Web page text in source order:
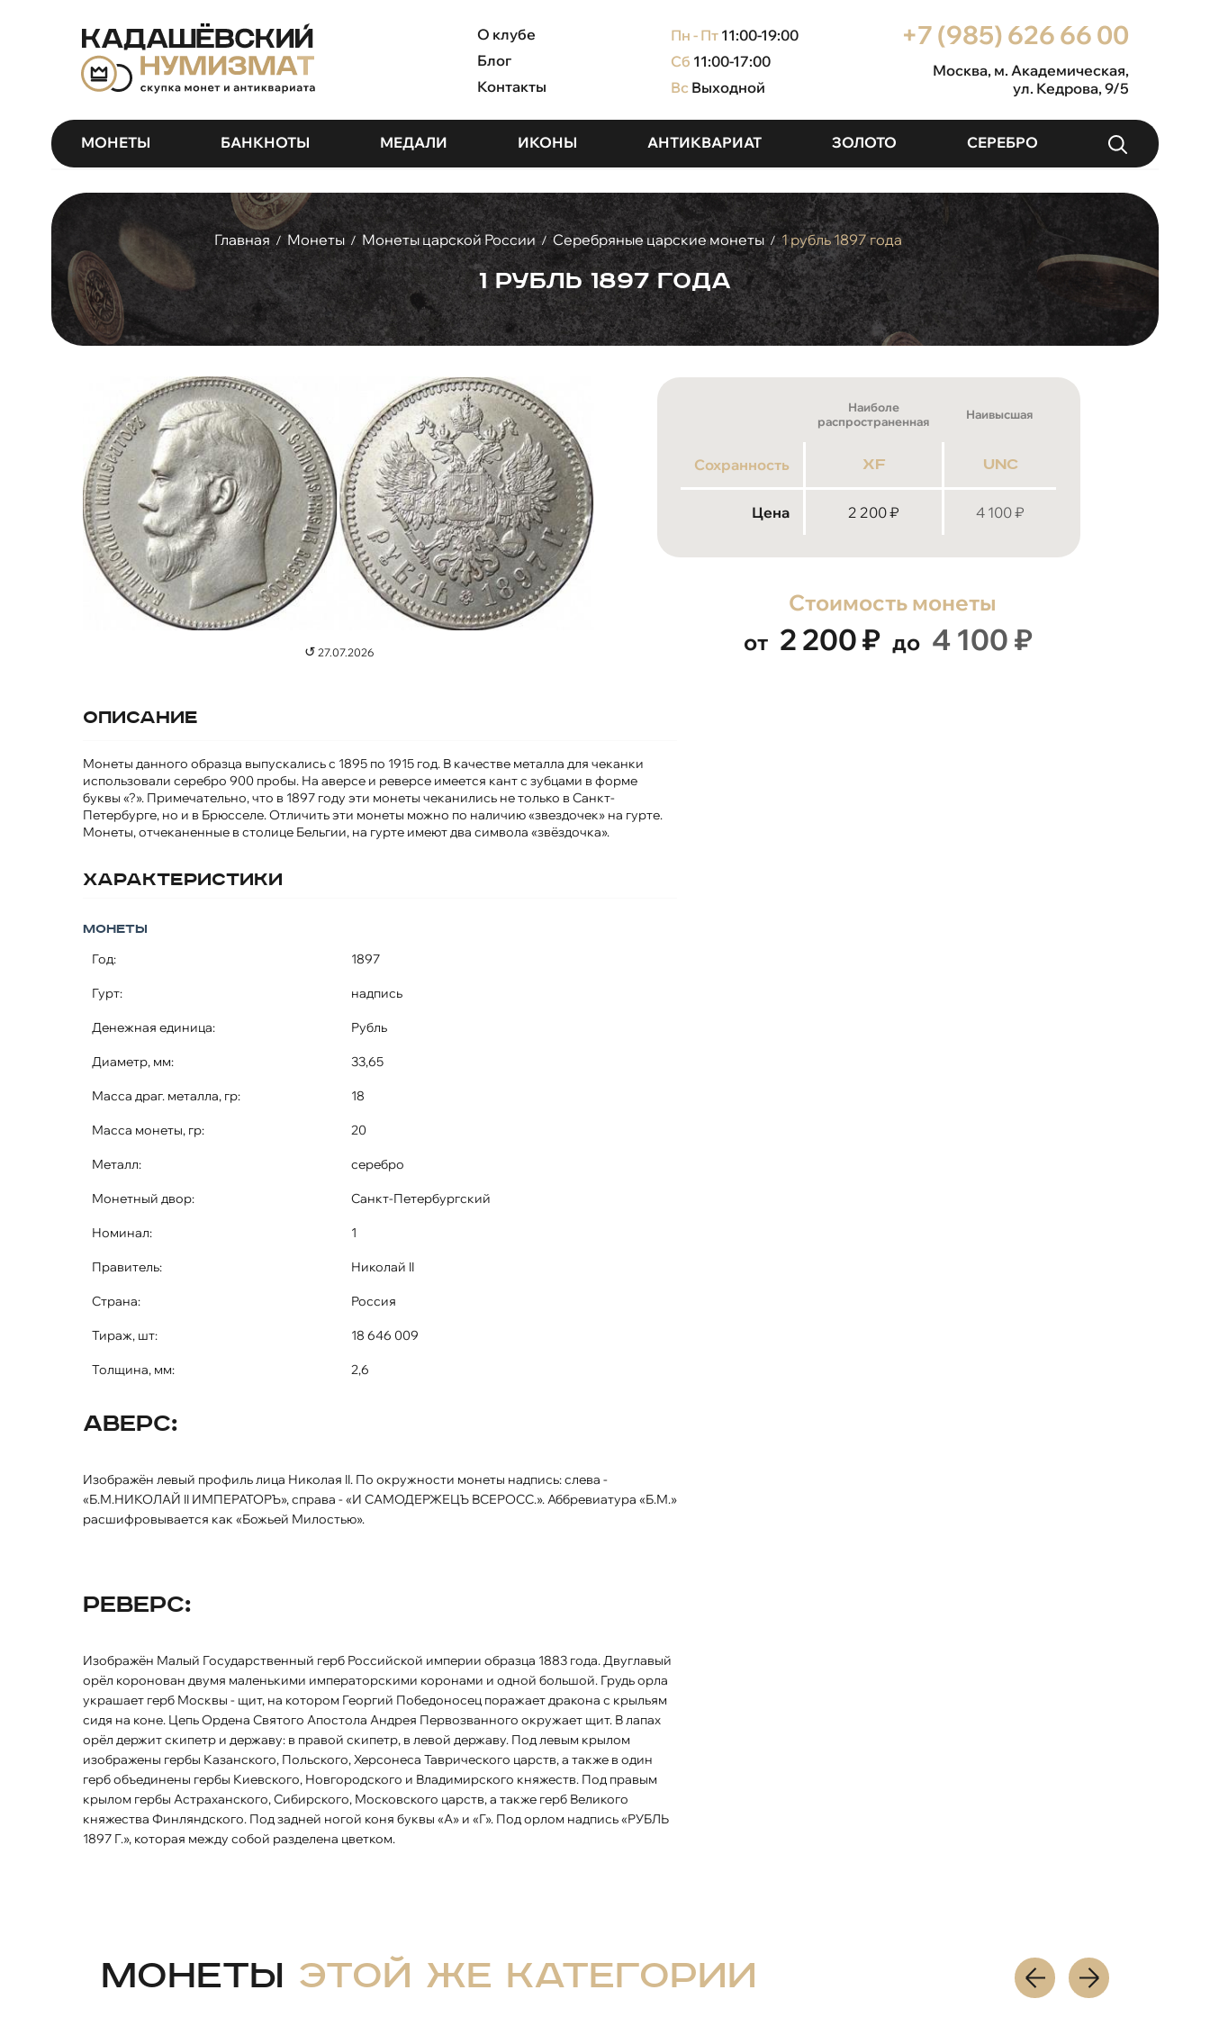
О клубе
Блог
Контакты
Пн - Пт 11:00-19:00
Сб 11:00-17:00
Вс Выходной
+7 (985) 626 66 00
Москва, м. Академическая,
ул. Кедрова, 9/5
МОНЕТЫ БАНКНОТЫ МЕДАЛИ ИКОНЫ АНТИКВАРИАТ ЗОЛОТО СЕРЕБРО
Главная / Монеты / Монеты царской России / Серебряные царские монеты / 1 рубль 1897 года
1 рубль 1897 года
↺ 27.07.2026
Наиболе
распространенная
Наивысшая
Сохранность xf unc
Цена 2 200₽ 4 100₽
Стоимость монеты
от 2 200₽ до 4 100 ₽
Описание
Монеты данного образца выпускались с 1895 по 1915 год. В качестве металла для чеканки
использовали серебро 900 пробы. На аверсе и реверсе имеется кант с зубцами в форме
буквы «?». Примечательно, что в 1897 году эти монеты чеканились не только в Санкт-
Петербурге, но и в Брюсселе. Отличить эти монеты можно по наличию «звездочек» на гурте.
Монеты, отчеканенные в столице Бельгии, на гурте имеют два символа «звёздочка».
Характеристики
Монеты
Год: 1897
Гурт: надпись
Денежная единица: Рубль
Диаметр, мм: 33,65
Масса драг. металла, гр: 18
Масса монеты, гр: 20
Металл: серебро
Монетный двор: Санкт-Петербургский
Номинал: 1
Правитель: Николай II
Страна: Россия
Тираж, шт: 18 646 009
Толщина, мм: 2,6
Аверс:
Изображён левый профиль лица Николая II. По окружности монеты надпись: слева -
«Б.М.НИКОЛАЙ II ИМПЕРАТОРЪ», справа - «И САМОДЕРЖЕЦЪ ВСЕРОСС.». Аббревиатура «Б.М.»
расшифровывается как «Божьей Милостью».
Реверс:
Изображён Малый Государственный герб Российской империи образца 1883 года. Двуглавый
орёл коронован двумя маленькими императорскими коронами и одной большой. Грудь орла
украшает герб Москвы - щит, на котором Георгий Победоносец поражает дракона с крыльям
сидя на коне. Цепь Ордена Святого Апостола Андрея Первозванного окружает щит. В лапах
орёл держит скипетр и державу: в правой скипетр, в левой державу. Под левым крылом
изображены гербы Казанского, Польского, Херсонеса Таврического царств, а также в один
герб объединены гербы Киевского, Новгородского и Владимирского княжеств. Под правым
крылом гербы Астраханского, Сибирского, Московского царств, а также герб Великого
княжества Финляндского. Под задней ногой коня буквы «А» и «Г». Под орлом надпись «РУБЛЬ
1897 Г.», которая между собой разделена цветком.
Монеты этой же категории